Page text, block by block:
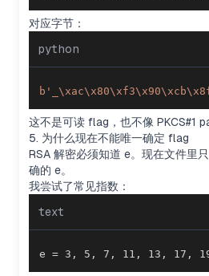
对应字节：
python
这不是可读 flag，也不像 PKCS#1
5. 为什么现在不能唯一确定 flag
RSA 解密必须知道 e。现在文件里
确的 e。
我尝试了常见指数：
text
e = 3, 5, 7, 11, 13, 17,